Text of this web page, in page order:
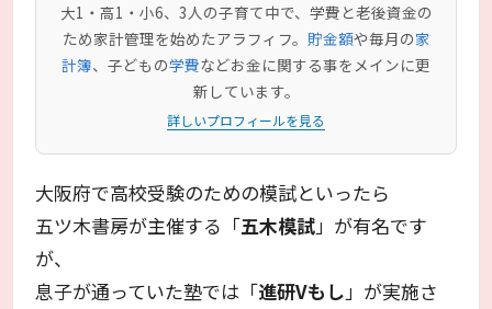
大1・高1・小6、3人の子育て中で、学費と老後資金の
ため家計管理を始めたアラフィフ。 貯金額や毎月の家
計簿、子どもの学費などお金に関する事をメインに更
新しています。
詳しいプロフィールを見る
大阪府で高校受験のための模試といったら
五ツ木書房が主催する「五木模試」が有名です
が、
息子が通っていた塾では「進研Vもし」が実施さ